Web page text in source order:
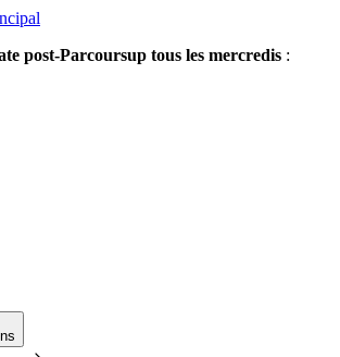
post-Parcoursup tous les mercredis :